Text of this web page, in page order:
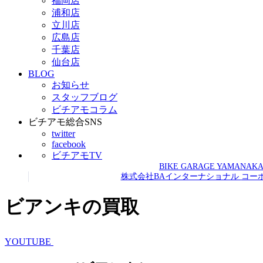
浦和店
立川店
広島店
千葉店
仙台店
BLOG
お知らせ
スタッフブログ
ビチアモコラム
ビチアモ総合SNS
twitter
facebook
ビチアモTV
BIKE GARAGE
株式会社BAインターナショナル コー
ビアンキの買取
YOUTUBE